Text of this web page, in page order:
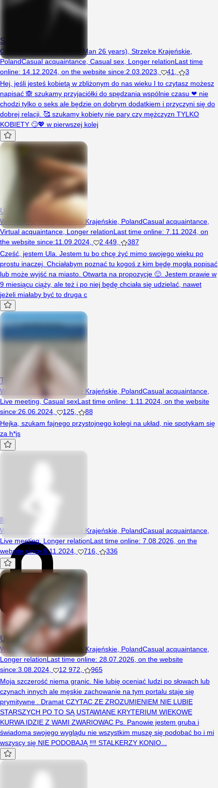
Superparka69x
Couple (Woman 23 years, Man 26 years), Strzelce Krajeńskie,
PolandCasual acquaintance, Casual sex, Longer relationLast time
online: 14.12.2024, on the website since:2.03.2023, 41,
3
Hej, jeśli jesteś kobietą w zbliżonym do nas wieku I to czytasz możesz
napisać 🙈 szukamy przyjaciółki do spędzania wspólnie czasu ❤ nie
chodzi tylko o seks ale będzie on dobrym dodatkiem i przyczyni się do
dobrej relacji. 🥰 szukamy kobiety nie pary czy mężczyzn TYLKO
KOBIETY 🙄💖 w pierwszej kolej
UlkaM
Woman, 42 years, Strzelce Krajeńskie, PolandCasual acquaintance
Virtual acquaintance Longer relationLast time online: 7.11.2024 on
the website since:11.09.2024 2 449
387
Cześć, jestem Ula. Jestem tu bo chcę żyć mimo swojego wieku po
prostu inaczej. Chciałabym poznać tu kogoś z kim będę mogła popisać
lub może wyjść na miasto. Otwarta na propozycje 🙂. Jestem prawie w
9 miesiącu ciąży, ale też i po niej będę chciała się udzielać, nawet
jeżeli miałaby być to druga c
TwojaKiciaaa
Woman, 31 years, Strzelce Krajeńskie, PolandCasual acquaintance,
Live meeting,Casual sexLast time online: 1.11.2024, on the website
since:26.06.2024, 125,
88
Hejka, szukam fajnego przystojnego kolegi na układ, nie spotykam się
za h*js
Ilona39
Woman, 41 years, Strzelce Krajeńskie, PolandCasual acquaintance
Live meeting Longer relationLast time online: 7.08.2026 on the
website since:8.11.2024 716 336
Ulegla85
Woman, 40 years, Strzelce Krajeńskie, PolandCasual acquaintance
Longer relationLast time online: 28.07.2026 on the website
since:3.08.2024 12 972
965
Moja szczerość niema granic. Nie lubię oceniać ludzi po słowach lub
czynach innych ale męskie zachowanie na tym portalu staje się
prymitywne . Dramat CZYTAC ZE ZROZUMIENIEM NIE LUBIE
STARSZYCH PO TO SĄ USTAWIANE KRYTERIUM WIEKOWE
KURWA IDZIE Z WAMI ZWARIOWAC Ps. Panowie jestem gruba i
świadoma swojego wyglądu nie wszystkim muszę się podobać bo i mi
wszyscy się NIE PODOBAJĄ ‼️‼️ STALKERZY KONIO...